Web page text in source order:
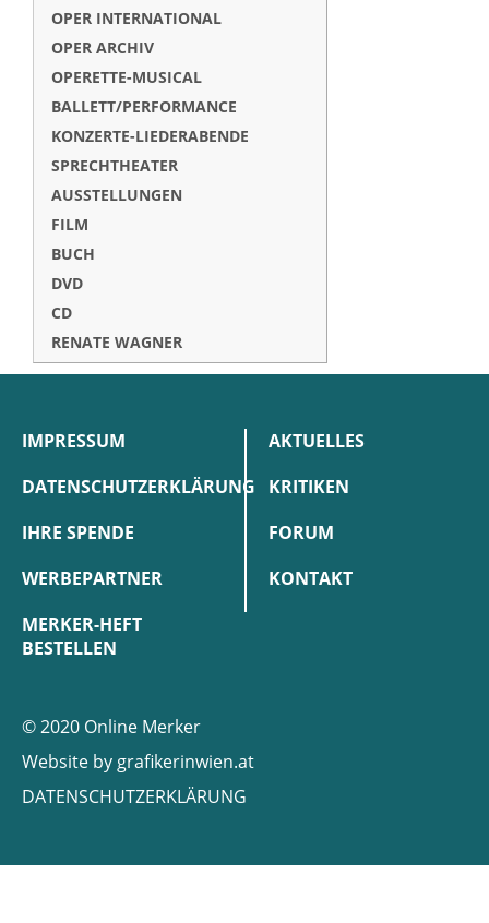
OPER INTERNATIONAL
OPER ARCHIV
OPERETTE-MUSICAL
BALLETT/PERFORMANCE
KONZERTE-LIEDERABENDE
SPRECHTHEATER
AUSSTELLUNGEN
FILM
BUCH
DVD
CD
RENATE WAGNER
IMPRESSUM
DATENSCHUTZERKLÄRUNG
IHRE SPENDE
WERBEPARTNER
MERKER-HEFT
BESTELLEN
AKTUELLES
KRITIKEN
FORUM
KONTAKT
© 2020 Online Merker
Website by grafikerinwien.at
DATENSCHUTZERKLÄRUNG